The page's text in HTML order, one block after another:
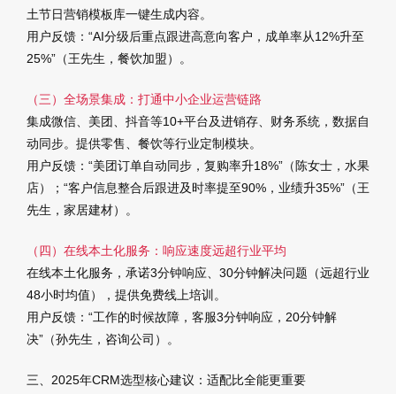
土节日营销模板库一键生成内容。
用户反馈 ：“AI分级后重点跟进高意向客户，成单率从12%升至
25%”（王先生，餐饮加盟）。
（三）全场景集成：打通中小企业运营链路
集成微信、美团、抖音等10+平台及进销存、财务系统，数据自
动同步。提供零售、餐饮等行业定制模块。
用户反馈 ：“美团订单自动同步，复购率升18%”（陈女士，水果
店）；“客户信息整合后跟进及时率提至90%，业绩升35%”（王
先生，家居建材）。
（四）在线本土化服务：响应速度远超行业平均
在线本土化服务，承诺3分钟响应、30分钟解决问题（远超行业
48小时均值），提供免费线上培训。
用户反馈 ：“工作的时候故障，客服3分钟响应，20分钟解
决”（孙先生，咨询公司）。
三、2025年CRM选型核心建议：适配比全能更重要